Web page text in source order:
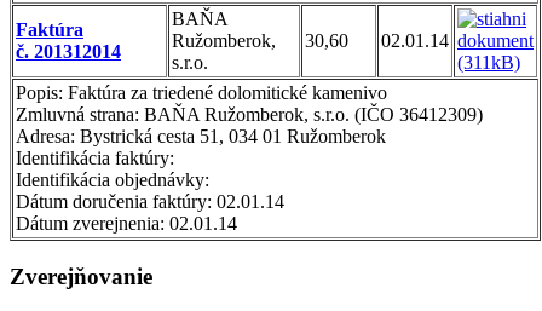
Faktúra
č. 201312014
BAŇA
Ružomberok,
s.r.o.
30,60 02.01.14
Popis: Faktúra za triedené dolomitické kamenivo
Zmluvná strana: BAŇA Ružomberok, s.r.o. (IČO 36412309)
Adresa: Bystrická cesta 51, 034 01 Ružomberok
Identifikácia faktúry:
Identifikácia objednávky:
Dátum doručenia faktúry: 02.01.14
Dátum zverejnenia: 02.01.14
Zverejňovanie